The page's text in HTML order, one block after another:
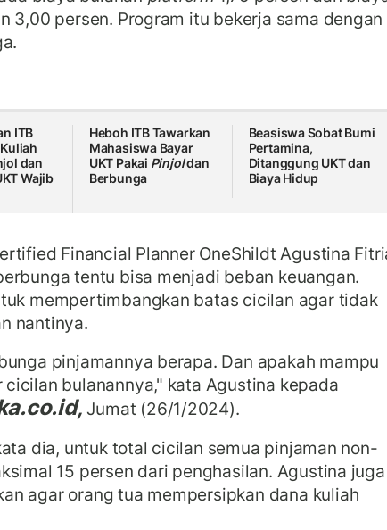
3,00 persen. Program itu bekerja sama dengan
ITB
dan
Wajib
Heboh ITB Tawarkan
Mahasiswa Bayar
UKT Pakai Pinjoldan
Berbunga
Beasiswa Sobat Bumi
Pertamina,
Ditanggung UKT dan
Biaya Hidup
Financial Planner OneShildt Agustina
tentu bisa menjadi beban keuangan.
mempertimbangkan batas cicilan agar tidak
nantinya.
pinjamannya berapa. Dan apakah mampu
cicilan bulanannya," kata Agustina kepada
Jumat (26/1/2024).
dia, untuk total cicilan semua pinjaman non-
15 persen dari penghasilan. Agustina juga
agar orang tua mempersipkan dana kuliah